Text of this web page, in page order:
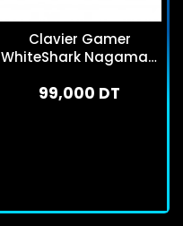
Clavier Gamer
WhiteShark Nagamaki
99,000 DT